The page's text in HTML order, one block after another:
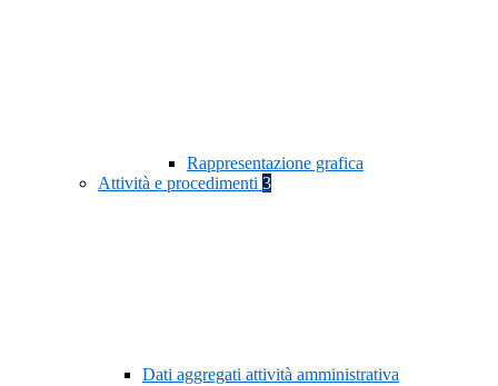
Rappresentazione grafica
Attività e procedimenti 3
Dati aggregati attività amministrativa